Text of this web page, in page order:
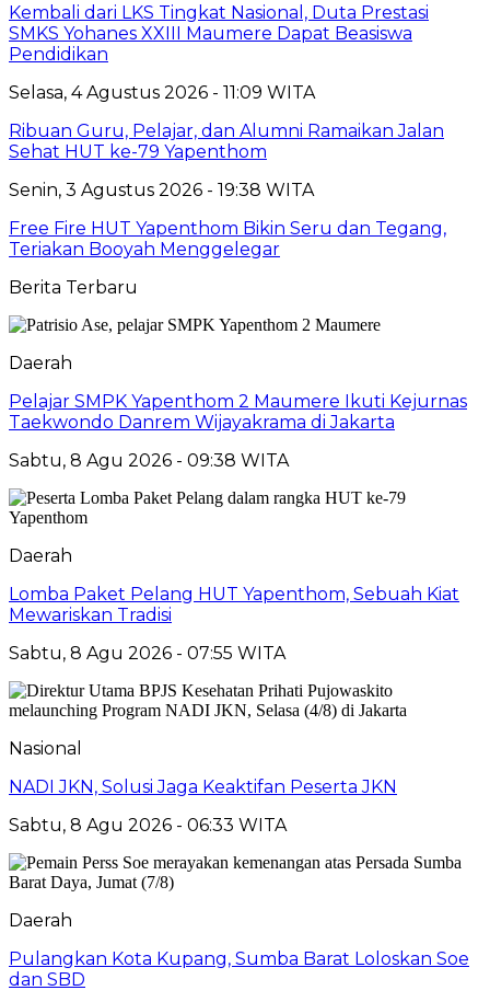
Kembali dari LKS Tingkat Nasional, Duta Prestasi
SMKS Yohanes XXIII Maumere Dapat Beasiswa
Pendidikan
Selasa, 4 Agustus 2026 - 11:09 WITA
Ribuan Guru, Pelajar, dan Alumni Ramaikan Jalan
Sehat HUT ke-79 Yapenthom
Senin, 3 Agustus 2026 - 19:38 WITA
Free Fire HUT Yapenthom Bikin Seru dan Tegang,
Teriakan Booyah Menggelegar
Berita Terbaru
Daerah
Pelajar SMPK Yapenthom 2 Maumere Ikuti Kejurnas
Taekwondo Danrem Wijayakrama di Jakarta
Sabtu, 8 Agu 2026 - 09:38 WITA
Daerah
Lomba Paket Pelang HUT Yapenthom, Sebuah Kiat
Mewariskan Tradisi
Sabtu, 8 Agu 2026 - 07:55 WITA
Nasional
NADI JKN, Solusi Jaga Keaktifan Peserta JKN
Sabtu, 8 Agu 2026 - 06:33 WITA
Daerah
Pulangkan Kota Kupang, Sumba Barat Loloskan Soe
dan SBD